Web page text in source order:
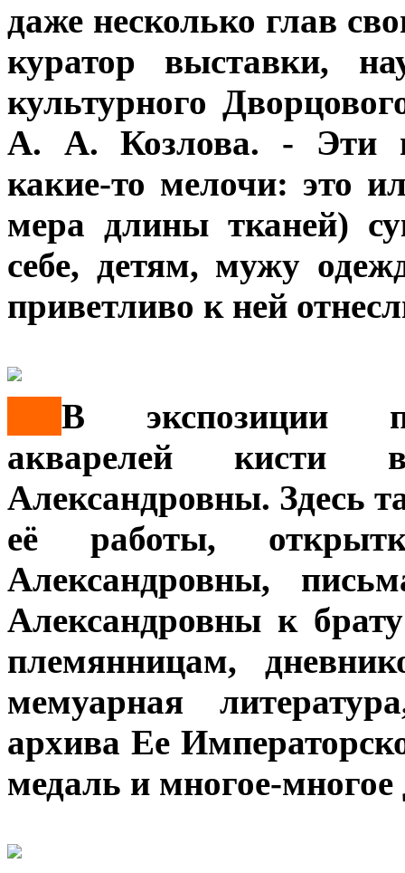
даже несколько глав
куратор выставки,
культурного
А. А. Козлова. - Эти
какие-то мелочи: это
мера длины тканей)
себе, детям, мужу
приветливо к ней
В экспозиции
акварелей кисти
Александровны. Здесь
её работы,
Александровны,
Александровны к
племянницам,
мемуарная
архива Ее
медаль и многое-многое